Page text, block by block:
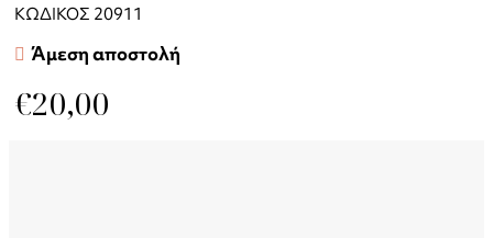
ΚΩΔΙΚΟΣ 20911
Άμεση αποστολή
€20,00